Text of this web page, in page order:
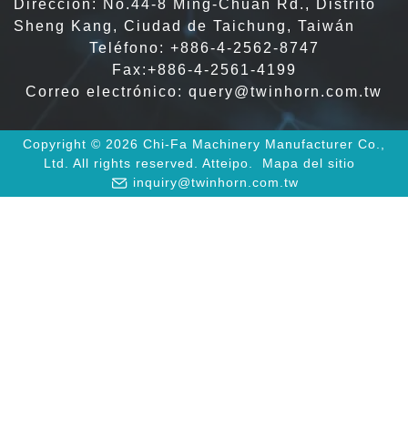
Dirección: No.44-8 Ming-Chuan Rd., Distrito
Sheng Kang, Ciudad de Taichung, Taiwán
Teléfono: +886-4-2562-8747
Fax:+886-4-2561-4199
Correo electrónico: query@twinhorn.com.tw
Copyright © 2026 Chi-Fa Machinery Manufacturer Co.,
Ltd. All rights reserved. Atteipo.
Mapa del sitio
inquiry@twinhorn.com.tw